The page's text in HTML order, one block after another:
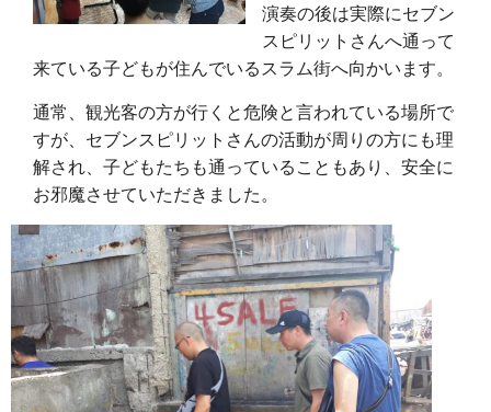
演奏の後は実際にセブン
スピリットさんへ通って
来ている子どもが住んでいるスラム街へ向かいます。
通常、観光客の方が行くと危険と言われている場所で
すが、セブンスピリットさんの活動が周りの方にも理
解され、子どもたちも通っていることもあり、安全に
お邪魔させていただきました。